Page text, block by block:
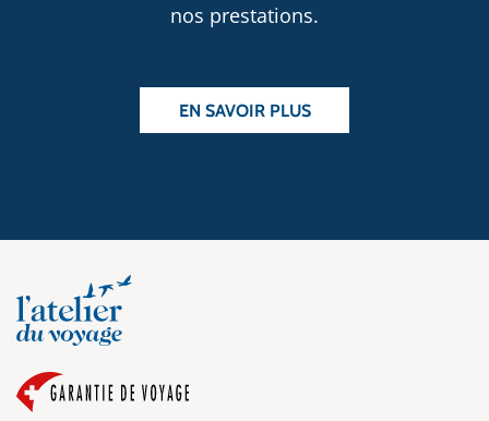
nos prestations.
EN SAVOIR PLUS